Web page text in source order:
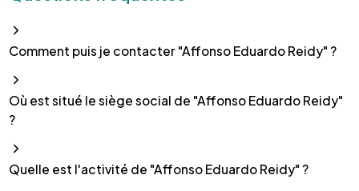
Comment puis je contacter "Affonso Eduardo Reidy" ?
Où est situé le siège social de "Affonso Eduardo Reidy"
?
Quelle est l'activité de "Affonso Eduardo Reidy" ?